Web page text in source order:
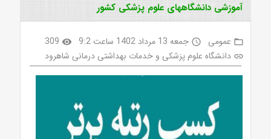
آموزشی دانشگاههای علوم پزشکی کشور
folder_open عمومی access_time جمعه 13 مرداد 1402 ساعت 9:2 visibility
309
link دانشگاه علوم پزشکی و خدمات بهداشتی درمانی شاهرود